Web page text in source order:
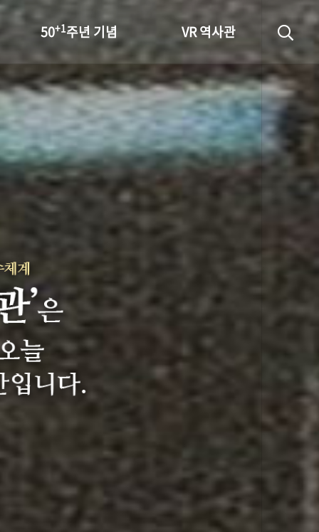
50+1주년 기념
성과 50선
숫자로 보는 50년
50
세계와 함께 한 KIHASA
VR 역사관